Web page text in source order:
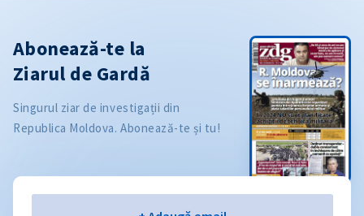
Abonează-te la
Ziarul de Gardă
Singurul ziar de investigații din
Republica Moldova. Abonează-te și tu!